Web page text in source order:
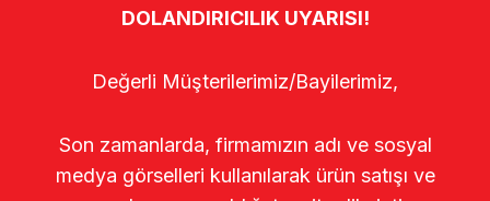
DOLANDIRICILIK UYARISI!
Değerli Müşterilerimiz/Bayilerimiz,
Son zamanlarda, firmamızın adı ve sosyal
medya görselleri kullanılarak ürün satışı ve